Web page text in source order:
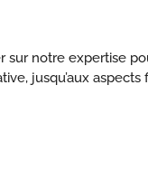
sur notre expertise
jusqu’aux